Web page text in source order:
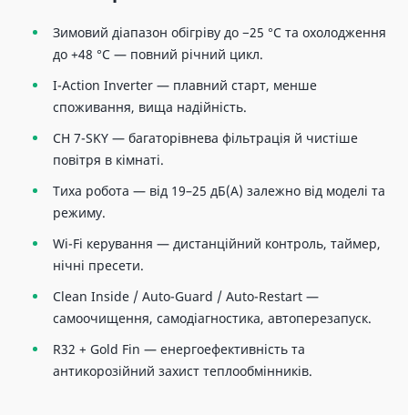
Зимовий діапазон обігріву до −25 °C та охолодження
до +48 °C — повний річний цикл.
I-Action Inverter — плавний старт, менше
споживання, вища надійність.
CH 7-SKY — багаторівнева фільтрація й чистіше
повітря в кімнаті.
Тиха робота — від 19–25 дБ(A) залежно від моделі та
режиму.
Wi-Fi керування — дистанційний контроль, таймер,
нічні пресети.
Clean Inside / Auto-Guard / Auto-Restart —
самоочищення, самодіагностика, автоперезапуск.
R32 + Gold Fin — енергоефективність та
антикорозійний захист теплообмінників.